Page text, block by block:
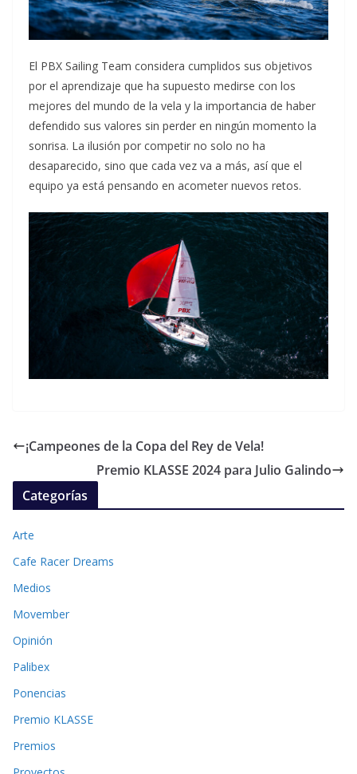
El PBX Sailing Team considera cumplidos sus objetivos
por el aprendizaje que ha supuesto medirse con los
mejores del mundo de la vela y la importancia de haber
defendido sus valores sin perder en ningún momento la
sonrisa. La ilusión por competir no solo no ha
desaparecido, sino que cada vez va a más, así que el
equipo ya está pensando en acometer nuevos retos.
¡Campeones de la Copa del Rey de Vela!
Premio KLASSE 2024 para Julio Galindo
Categorías
Arte
Cafe Racer Dreams
Medios
Movember
Opinión
Palibex
Ponencias
Premio KLASSE
Premios